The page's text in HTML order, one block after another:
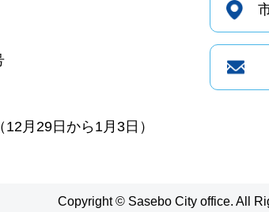
月29日から1月3日）
Copyright © Sasebo City office. All